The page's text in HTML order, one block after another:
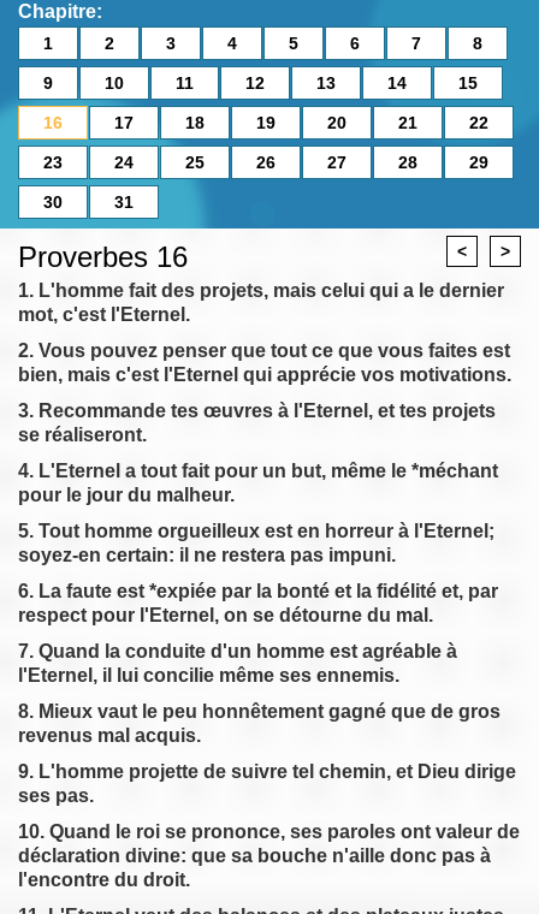
Chapitre:
1 2 3 4 5 6 7 8
9 10 11 12 13 14 15
16 17 18 19 20 21 22
23 24 25 26 27 28 29
30 31
< >
Proverbes 16
1. L'homme fait des projets, mais celui qui a le dernier
mot, c'est l'Eternel.
2. Vous pouvez penser que tout ce que vous faites est
bien, mais c'est l'Eternel qui apprécie vos motivations.
3. Recommande tes œuvres à l'Eternel, et tes projets
se réaliseront.
4. L'Eternel a tout fait pour un but, même le *méchant
pour le jour du malheur.
5. Tout homme orgueilleux est en horreur à l'Eternel;
soyez-en certain: il ne restera pas impuni.
6. La faute est *expiée par la bonté et la fidélité et, par
respect pour l'Eternel, on se détourne du mal.
7. Quand la conduite d'un homme est agréable à
l'Eternel, il lui concilie même ses ennemis.
8. Mieux vaut le peu honnêtement gagné que de gros
revenus mal acquis.
9. L'homme projette de suivre tel chemin, et Dieu dirige
ses pas.
10. Quand le roi se prononce, ses paroles ont valeur de
déclaration divine: que sa bouche n'aille donc pas à
l'encontre du droit.